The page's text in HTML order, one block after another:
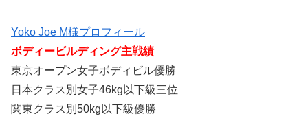
Yoko Joe M様プロフィール
ボディービルディング主戦績
東京オープン女子ボディビル優勝
日本クラス別女子46kg以下級三位
関東クラス別50kg以下級優勝